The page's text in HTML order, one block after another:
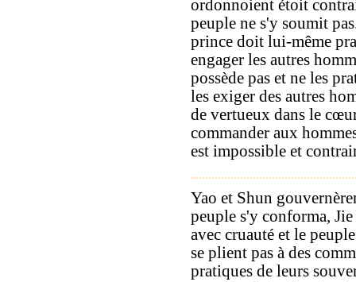
ordonnoient étoit
peuple ne s'y soumit
prince doit lui-même
engager les autres
possède pas et ne les
les exiger des autres
de vertueux dans le
commander aux
est impossible et
Yao et Shun
peuple s'y conforma,
avec cruauté et le
se plient pas à des
pratiques de leurs